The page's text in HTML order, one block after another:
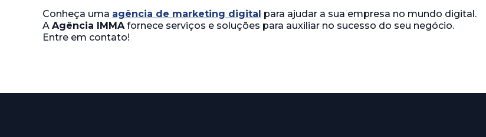
Conheça uma agência de marketing digital para ajudar a sua empresa no mundo digital.
A Agência IMMAfornece serviços e soluções para auxiliar no sucesso do seu negócio.
Entre em contato!